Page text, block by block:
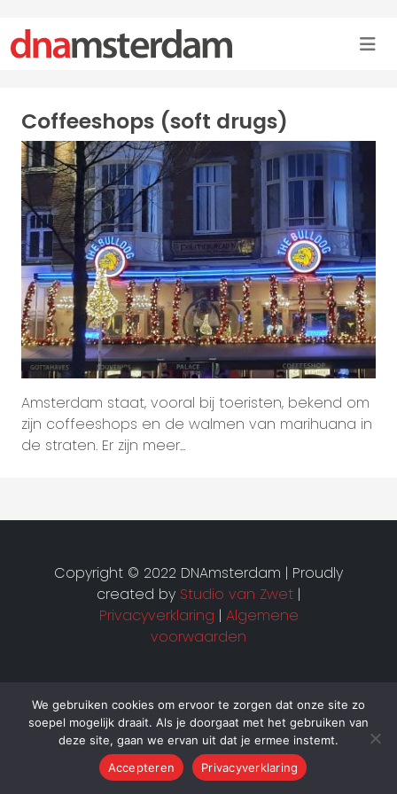
Coffeeshops (soft drugs)
Amsterdam staat, vooral bij toeristen, bekend om
zijn coffeeshops en de walmen van marihuana in
de straten. Er zijn meer...
We gebruiken cookies om ervoor te zorgen dat onze site zo
soepel mogelijk draait. Als je doorgaat met het gebruiken van
deze site, gaan we ervan uit dat je ermee instemt.
Accepteren
Privacyverklaring
Copyright © 2022 DNAmsterdam | Proudly
created by Studio van Zwet |
Privacyverklaring | Algemene
voorwaarden